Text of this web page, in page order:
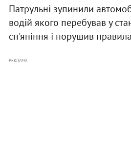
Патрульні зупинили
водій якого перебував у
сп'яніння і порушив
РЕКЛАМА